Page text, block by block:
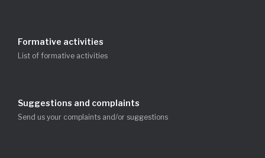
Formative activities
List of formative activities
Suggestions and complaints
Send us your complaints and/or suggestions